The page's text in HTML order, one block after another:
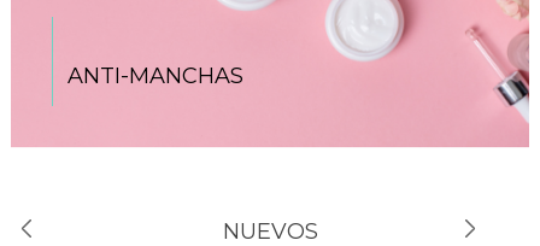
ANTI-MANCHAS
NUEVOS